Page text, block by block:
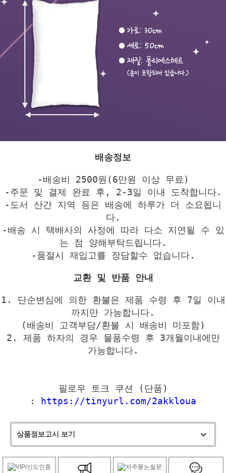
배송정보
-배송비 2500원(6만원 이상 무료)
-주문 및 결제 완료 후, 2-3일 이내 도착합니다.
-도서 산간 지역 등은 배송에 하루가 더 소요됩니
다.
-배송 시 택배사의 사정에 따라 다소 지연될 수 있
는 점 양해부탁드립니다.
-품절시 재입고를 장담할수 없습니다.
교환 및 반품 안내
1. 단순변심에 의한 환불은 제품 수령 후 7일 이내
까지만 가능합니다.
(배송비 고객부담/환불 시 배송비 미포함)
2. 제품 하자의 경우 물품수령 후 3개월이내에만
가능합니다.
필로우 토크 쿠션 (단품)
: https://tinyurl.com/2akkloua
상품정보고시 보기